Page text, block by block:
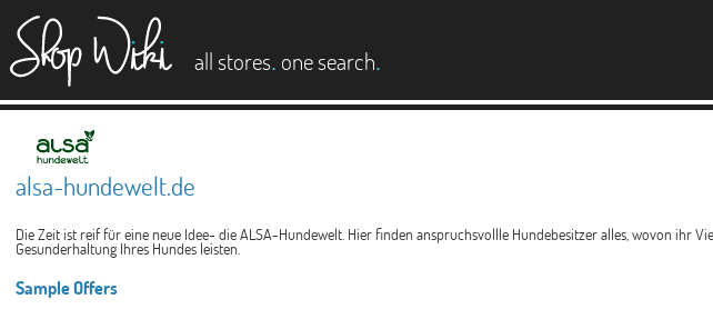
all stores. one search.
alsa-hundewelt.de
Die Zeit ist reif für eine neue Idee- die ALSA-Hundewelt. Hier finden anspruchsvollle Hundebesitzer alles, wovon
Gesunderhaltung Ihres Hundes leisten.
Sample Offers